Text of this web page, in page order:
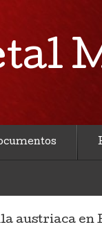
austriaca en